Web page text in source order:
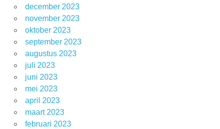
december 2023
november 2023
oktober 2023
september 2023
augustus 2023
juli 2023
juni 2023
mei 2023
april 2023
maart 2023
februari 2023